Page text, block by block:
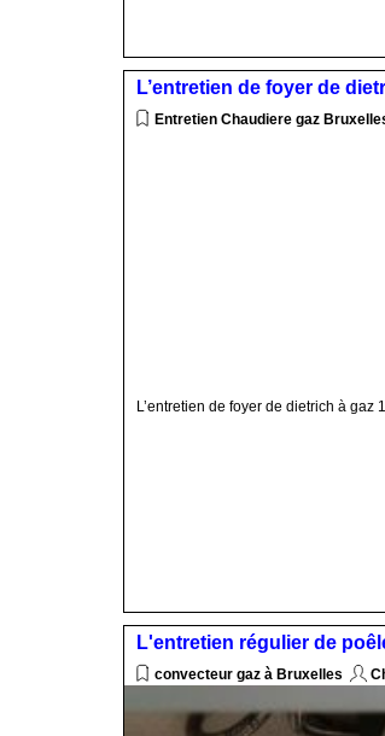
L’entretien de foyer de
Entretien Chaudiere gaz
L’entretien de foyer de dietrich à
L'entretien régulier de
convecteur gaz à Bruxelles